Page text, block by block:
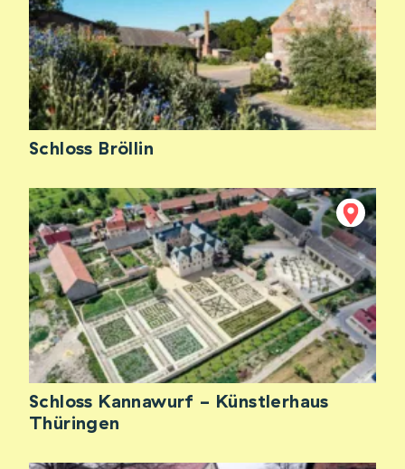
Schloss Bröllin
Schloss Kannawurf - Künstlerhaus
Thüringen